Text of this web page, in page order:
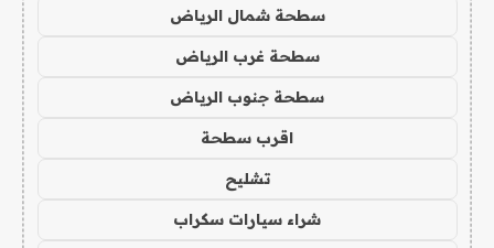
سطحة شمال الرياض
سطحة غرب الرياض
سطحة جنوب الرياض
اقرب سطحة
تشليح
شراء سيارات سكراب